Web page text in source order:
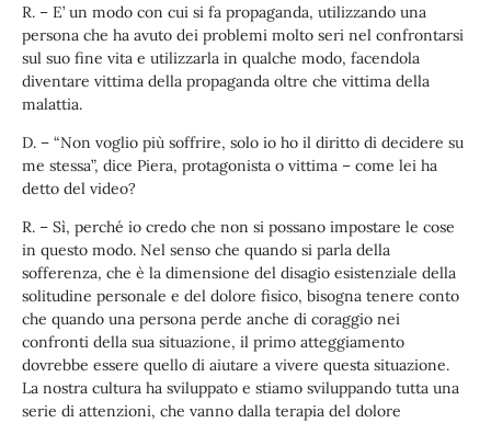
R. – E’ un modo con cui si fa propaganda, utilizzando una
persona che ha avuto dei problemi molto seri nel confrontarsi
sul suo fine vita e utilizzarla in qualche modo, facendola
diventare vittima della propaganda oltre che vittima della
malattia.
D. – “Non voglio più soffrire, solo io ho il diritto di decidere su
me stessa”, dice Piera, protagonista o vittima – come lei ha
detto del video?
R. – Sì, perché io credo che non si possano impostare le cose
in questo modo. Nel senso che quando si parla della
sofferenza, che è la dimensione del disagio esistenziale della
solitudine personale e del dolore fisico, bisogna tenere conto
che quando una persona perde anche di coraggio nei
confronti della sua situazione, il primo atteggiamento
dovrebbe essere quello di aiutare a vivere questa situazione.
La nostra cultura ha sviluppato e stiamo sviluppando tutta una
serie di attenzioni, che vanno dalla terapia del dolore